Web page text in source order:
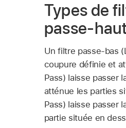
Types de
passe-
Un filtre passe-bas
coupure définie et
Pass) laisse passer
atténue les parties
Pass) laisse passer
partie située en